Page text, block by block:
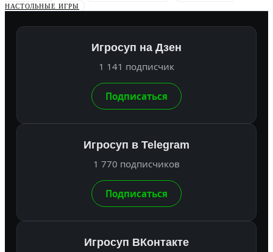
НАСТОЛЬНЫЕ ИГРЫ
Игросуп на Дзен
1 141 подписчик
Подписаться
Игросуп в Telegram
1 770 подписчиков
Подписаться
Игросуп ВКонтакте